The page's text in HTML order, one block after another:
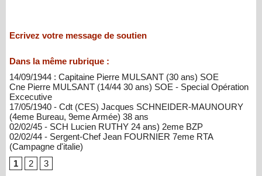
Ecrivez votre message de soutien
Dans la même rubrique :
14/09/1944 : Capitaine Pierre MULSANT (30 ans) SOE
Cne Pierre MULSANT (14/44 30 ans) SOE - Special Opération
Excecutive
17/05/1940 - Cdt (CES) Jacques SCHNEIDER-MAUNOURY
(4eme Bureau, 9eme Armée) 38 ans
02/02/45 - SCH Lucien RUTHY 24 ans) 2eme BZP
02/02/44 - Sergent-Chef Jean FOURNIER 7eme RTA
(Campagne d'italie)
1
2 3